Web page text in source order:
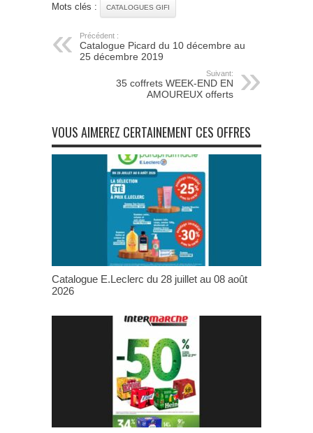
Mots clés : CATALOGUES GIFI
Précédent :
Catalogue Picard du 10 décembre au
25 décembre 2019
Suivant:
35 coffrets WEEK-END EN
AMOUREUX offerts
VOUS AIMEREZ CERTAINEMENT CES OFFRES
Catalogue E.Leclerc du 28 juillet au 08 août
2026